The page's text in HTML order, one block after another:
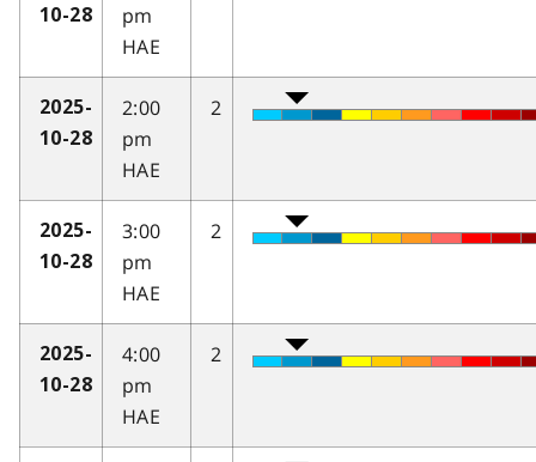
10-28
pm
HAE
2025-
10-28
2:00
pm
HAE
2
2025-
10-28
3:00
pm
HAE
2
2025-
10-28
4:00
pm
HAE
2